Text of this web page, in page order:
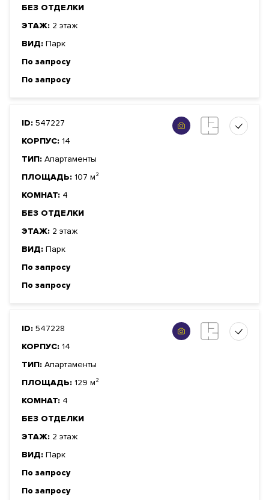
БЕЗ ОТДЕЛКИ
ЭТАЖ: 2 этаж
ВИД: Парк
По запросу
По запросу
ID: 547227
КОРПУС: 14
ТИП: Апартаменты
ПЛОЩАДЬ: 107 м²
КОМНАТ: 4
БЕЗ ОТДЕЛКИ
ЭТАЖ: 2 этаж
ВИД: Парк
По запросу
По запросу
ID: 547228
КОРПУС: 14
ТИП: Апартаменты
ПЛОЩАДЬ: 129 м²
КОМНАТ: 4
БЕЗ ОТДЕЛКИ
ЭТАЖ: 2 этаж
ВИД: Парк
По запросу
По запросу